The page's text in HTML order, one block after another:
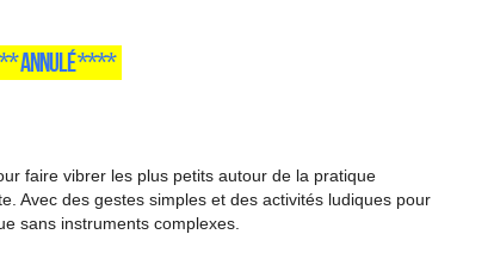
ANNULÉ ****
faire vibrer les plus petits autour de la pratique
Avec des gestes simples et des activités ludiques pour
sans instruments complexes.